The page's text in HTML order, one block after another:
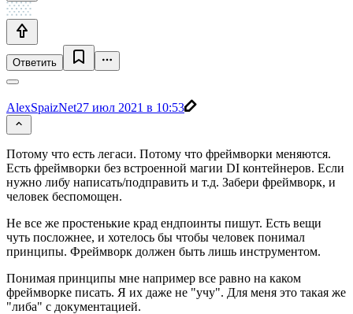
Ответить
AlexSpaizNet27 июл 2021 в 10:53
Потому что есть легаси. Потому что фреймворки меняются.
Есть фреймворки без встроенной магии DI контейнеров. Если
нужно либу написать/подправить и т.д. Забери фреймворк, и
человек беспомощен.
Не все же простенькие крад ендпоинты пишут. Есть вещи
чуть посложнее, и хотелось бы чтобы человек понимал
принципы. Фреймворк должен быть лишь инструментом.
Понимая принципы мне например все равно на каком
фреймворке писать. Я их даже не "учу". Для меня это такая же
"либа" с документацией.